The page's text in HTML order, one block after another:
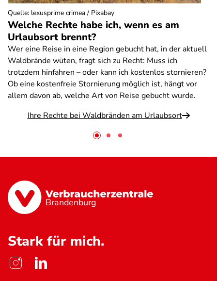
Welche Rechte habe ich, wenn es am
Urlaubsort brennt?
Wer eine Reise in eine Region gebucht hat, in der aktuell
Waldbrände wüten, fragt sich zu Recht: Muss ich
trotzdem hinfahren – oder kann ich kostenlos stornieren?
Ob eine kostenfreie Stornierung möglich ist, hängt vor
allem davon ab, welche Art von Reise gebucht wurde.
Ihre Rechte bei Waldbränden am Urlaubsort
Quelle: lexusprime crimea / Pixabay
Brandenburg
Stark für mich.